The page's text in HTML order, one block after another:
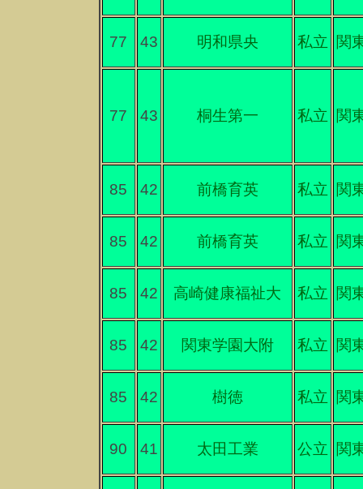
77 43 明和県央 私立 関
77 43 桐生第一 私立 関
85 42 前橋育英 私立 関
85 42 前橋育英 私立 関
85 42 高崎健康福祉大 私立 関
85 42 関東学園大附 私立 関
85 42 樹徳 私立 関
90 41 太田工業 公立 関